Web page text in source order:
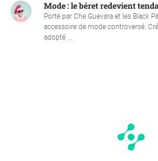
Mode : le béret redevient
Porté par Che Guevara et les Black
accessoire de mode controversé.
adopté ...